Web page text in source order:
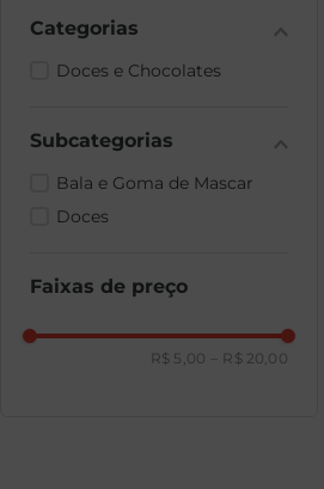
Doces e Chocolates
Bala e Goma de Mascar
Doces
Faixas de preço
R$ 5,00 R$ 20,00